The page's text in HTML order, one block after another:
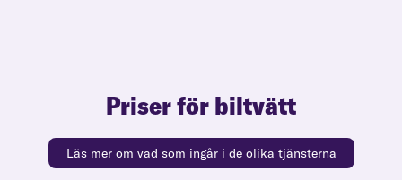
Priser för biltvätt
Läs mer om vad som ingår i de olika tjänsterna